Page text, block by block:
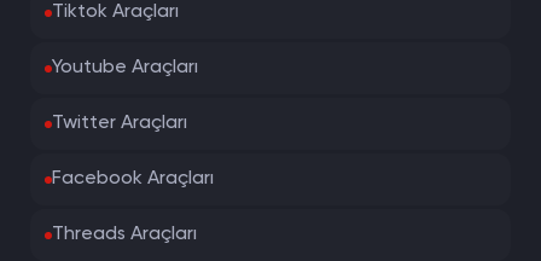
Tiktok Araçları
Youtube Araçları
Twitter Araçları
Facebook Araçları
Threads Araçları